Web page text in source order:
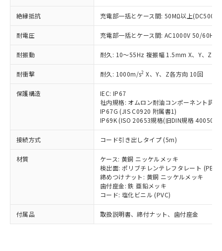
絶縁抵抗 充電部一括とケース間: 50MΩ以上(DC500V
耐電圧 充電部一括とケース間: AC1000V 50/60Hz
耐振動 耐久: 10～55Hz 複振幅 1.5mm X、Y、Z各
耐衝撃 耐久: 1000m/s2 X、Y、Z各方向 10回
保護構造
IEC: IP67
社内規格: オムロン耐油コンポーネント評
IP67G (JIS C0920 附属書1)
IP69K (ISO 20653規格(旧DIN規格 40050
接続方式 コード引き出しタイプ (5m)
材質
ケース: 黄銅 ニッケルメッキ
検出面: ポリブチレンテレフタレート (PBT)
締めつけナット: 黄銅 ニッケルメッキ
歯付座金: 鉄 亜鉛メッキ
コード: 塩化ビニル (PVC)
付属品 取扱説明書、締付ナット、歯付座金
在庫状況および標準価格照会結果は、
タに基づき作成されるものであり、閲
覧された時点での実際の在庫および標
準価格とは異なる場合があることをご
了承ください。
正式な納期状況および標準価格はお客
様のお取引先、またはお客様担当のオ
ムロン制御機器販売店・当社販売員に
ご相談ください。
オムロン制御機器販売店や当社販売拠
販売ネットワーク
」をご確認
在庫状況および標準価格結果を当社の
事前の承諾なく第三者に漏洩または開
示しないようお願いします。
マイパーツ機能（部品リスト作成サー
ビス）をご利用いただくには、I-Web
メンバーズにご登録されている必要が
お客様が当ウェブサイト上で当社にご
むを得ず変更することがあります。
*EU RoHS指令（10物質）：
鉛(Pb) 1000ppm以下、 水銀(Hg) 1000ppm以下、 カド
類(PBB) 1000ppm以下、ポリ臭化ジフェニルエーテル類
(PBDE) 1000ppm以下、フタル酸ビス(2-エチルヘキシ
ル) (DEHP)(別名：DOP) 1000ppm以下、フタル酸ブチ
ルベンジル（BBP） 1000ppm以下、フタル酸ジブチル
(DIBP) 1000ppm以下
但し、RoHS指令で産業用監視および制御機器に対する
フタル酸エステル類の４物質については閾値を超える意
図的な使用がないことを確認しています。
部品在庫の切り替え状況などにより、予定
月が前後することがあります。
※3 非含有証明書ダウンロード
「－」：未確認です。当社販売部門へお問
い合わせください。
*中国RoHS10物質の基準値 (GB/T26572)：
Pb(鉛) :1000ppm、 Hg(水銀) : 1000ppm、 Cd(カドミウ
Cr(Ⅵ)(六価クロム) : 1000ppm、 PBBs(ポリ臭化ビフェ
ニル類) : 1000ppm、 PBDEs(ポリ臭化ジフェニルエーテ
ル) : 1000ppm、
DEHP(フタル酸ビス(2-エチルヘキシル)) : 1000ppm
※2 環境保護使用期限
「ｅ」：有害物質（10物質）のすべてが基
準値以下であることを示します。
「10」：通常の使用状況下において有害物
質が外部に漏えいし、環境に深刻な影響を
及ぼさない年数を意味します。
「－」：未確認です。当社販売部門へお問
い合わせください。
為替および外国貿易法に定める商品
（以下｢規制貨物等」という）を輸出
または国外への提供する場合は、日本
国政府の輸出許可(または役務取引許
可)を取得するなどの必要な手続きを
当社は規制貨物を破棄する場合は、完
全に破砕するなど、違法に輸出されな
いよう必要な手段を講じます。
当社は貴社製品を、核兵器、ミサイ
ル、化学兵器、生物兵器またはその他
武器並びにこれらの製造装置等に一切
当社は、貴社製品を第三者に販売する
場合は、上記1、2および3の内容を当
該第三者に通知します。また当社は、
販売先および販売に係わる関係者が違
法に輸出するおそれがある場合は、取
り引きをいたしません。
一定数以上の在庫あり
一定数には満たないが在庫あり
在庫なし(最新の在庫状況につ
いては、お客様のお取引先、ま
たはお客様担当のオムロン制御
機器販売店・当社販売員にご確
認ください)
受注生産機種、また在庫状況の
情報を公開していない機種